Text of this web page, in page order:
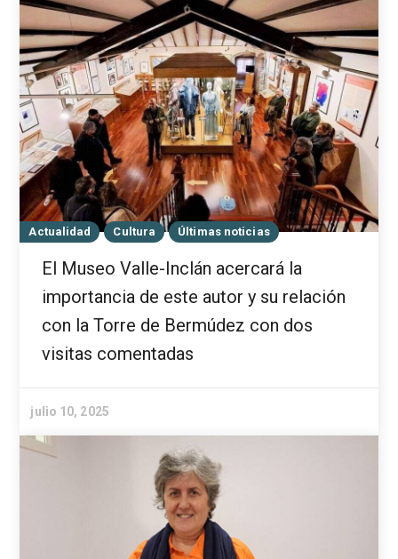
Actualidad Cultura Últimas noticias
El Museo Valle-Inclán acercará la
importancia de este autor y su relación
con la Torre de Bermúdez con dos
visitas comentadas
julio 10, 2025